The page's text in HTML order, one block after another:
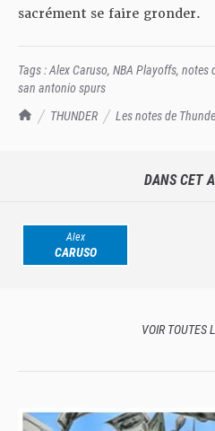
TrashTalk Actu NBA
THUNDER
Les notes de
sacrément se faire gronder.
Tags :Alex Caruso, NBA Playoffs, notes
san antonio spurs
DANS CET
Alex
CARUSO
VOIR TOUTES